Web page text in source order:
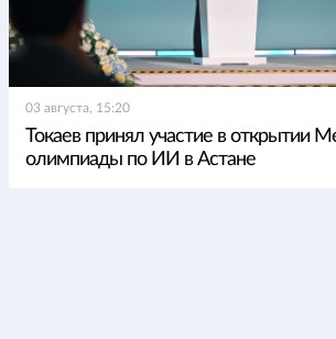
03 августа, 15:20
Токаев принял участие в открытии
олимпиады по ИИ в Астане